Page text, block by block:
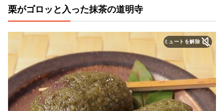
栗がゴロッと入った抹茶の道明寺
ミュートを解除